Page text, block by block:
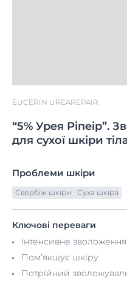
EUCERIN UREAREPAIR
“5% Урея Ріпеір”.
для сухої шкіри
Проблеми шкіри
Свербіж шкіри Суха шкіра
Ключові переваги
Інтенсивне
Пом’якшує шкіру
Потрійний